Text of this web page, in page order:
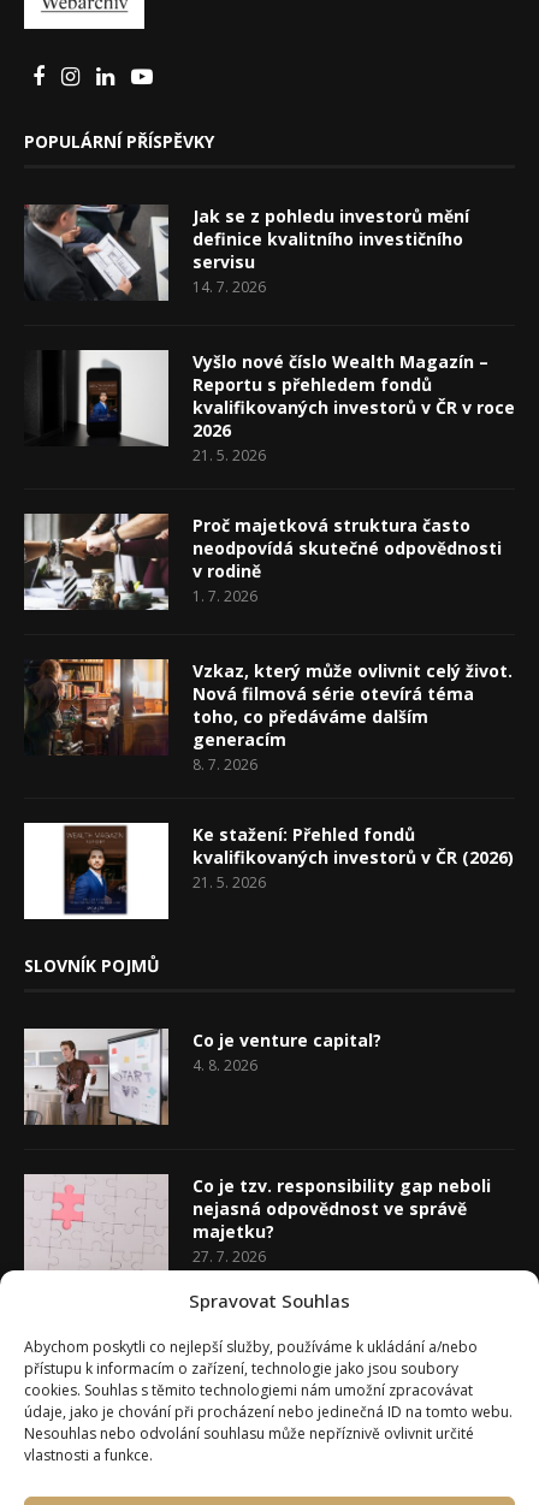
Spravovat Souhlas
Abychom poskytli co nejlepší služby, používáme k ukládání a/nebo
přístupu k informacím o zařízení, technologie jako jsou soubory
cookies. Souhlas s těmito technologiemi nám umožní zpracovávat
údaje, jako je chování při procházení nebo jedinečná ID na tomto webu.
Nesouhlas nebo odvolání souhlasu může nepříznivě ovlivnit určité
vlastnosti a funkce.
POPULÁRNÍ PŘÍSPĚVKY
Jak se z pohledu investorů mění
definice kvalitního investičního
servisu
14. 7. 2026
Vyšlo nové číslo Wealth Magazín –
Reportu s přehledem fondů
kvalifikovaných investorů v ČR v roce
2026
21. 5. 2026
Proč majetková struktura často
neodpovídá skutečné odpovědnosti
v rodině
1. 7. 2026
Vzkaz, který může ovlivnit celý život.
Nová filmová série otevírá téma
toho, co předáváme dalším
generacím
8. 7. 2026
Ke stažení: Přehled fondů
kvalifikovaných investorů v ČR (2026)
21. 5. 2026
SLOVNÍK POJMŮ
Co je venture capital?
4. 8. 2026
Co je tzv. responsibility gap neboli
nejasná odpovědnost ve správě
majetku?
27. 7. 2026
20. 7. 2026